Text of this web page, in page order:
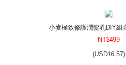
小麥極致修護潤髮乳DIY組
NT$499
(USD16.57)